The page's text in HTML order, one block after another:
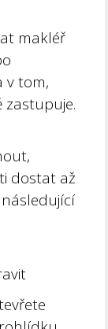
makléř
v tom,
dostat až